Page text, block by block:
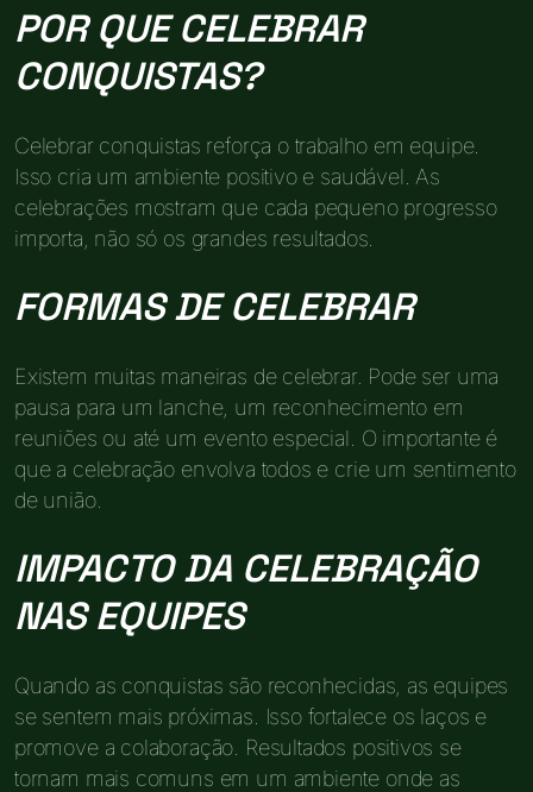
POR QUE CELEBRAR
CONQUISTAS?
Celebrar conquistas reforça o trabalho em equipe.
Isso cria um ambiente positivo e saudável. As
celebrações mostram que cada pequeno progresso
importa, não só os grandes resultados.
FORMAS DE CELEBRAR
Existem muitas maneiras de celebrar. Pode ser uma
pausa para um lanche, um reconhecimento em
reuniões ou até um evento especial. O importante é
que a celebração envolva todos e crie um sentimento
de união.
IMPACTO DA CELEBRAÇÃO
NAS EQUIPES
Quando as conquistas são reconhecidas, as equipes
se sentem mais próximas. Isso fortalece os laços e
promove a colaboração. Resultados positivos se
tornam mais comuns em um ambiente onde as